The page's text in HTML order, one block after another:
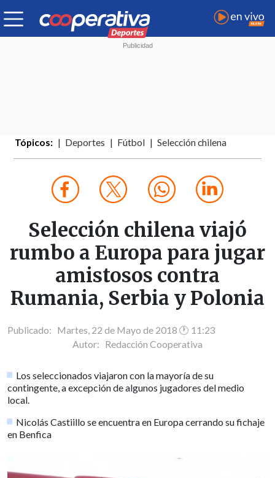
Tópicos: Deportes Fútbol Selección chilena
Selección chilena viajó
rumbo a Europa para jugar
amistosos contra
Rumania, Serbia y Polonia
Publicado: Martes, 22 de Mayo de 2018 🕐 11:23
Autor: Redacción Cooperativa
Los seleccionados viajaron con la mayoría de su
contingente, a excepción de algunos jugadores del medio
local.
Nicolás Castiillo se encuentra en Europa cerrando su fichaje
en Benfica